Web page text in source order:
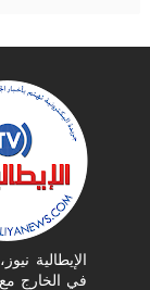
الإيطالية
في الخارج